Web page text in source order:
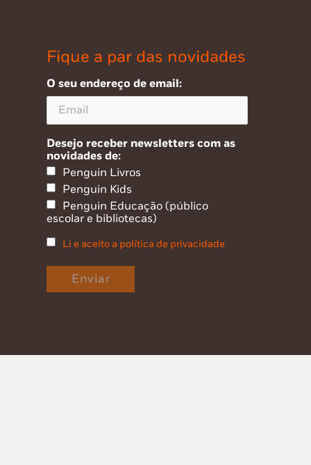
Fique a par das novidades
O seu endereço de email:
Desejo receber newsletters com as
novidades de:
Penguin Livros
Penguin Kids
Penguin Educação (público
escolar e bibliotecas)
Li e aceito a política de privacidade